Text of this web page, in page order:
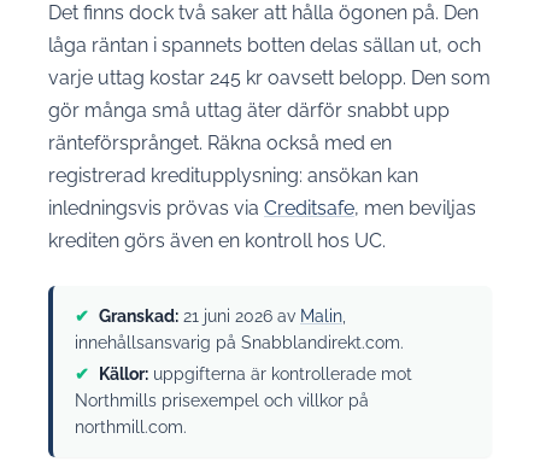
Det finns dock två saker att hålla ögonen på. Den
låga räntan i spannets botten delas sällan ut, och
varje uttag kostar 245 kr oavsett belopp. Den som
gör många små uttag äter därför snabbt upp
ränteförsprånget. Räkna också med en
registrerad kreditupplysning: ansökan kan
inledningsvis prövas via Creditsafe, men beviljas
krediten görs även en kontroll hos UC.
✔ Granskad: 21 juni 2026 av Malin
innehållsansvarig på Snabblandirekt.com.
✔
Källor: uppgifterna är kontrollerade mot
Northmills prisexempel och villkor på
northmill.com.